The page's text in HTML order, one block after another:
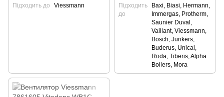
Підходить до Viessmann
Підходить
до
Baxi, Biasi, Hermann,
Immergas, Protherm,
Saunier Duval,
Vaillant, Viessmann,
Bosch, Junkers,
Buderus, Unical,
Roda, Tiberis, Alpha
Boilers, Mora